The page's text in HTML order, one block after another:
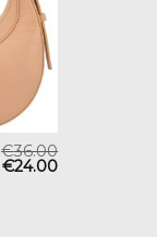
€36.00
€24.00